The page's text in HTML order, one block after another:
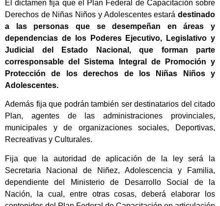
El dictamen fija que el Plan Federal de Capacitación sobre
Derechos de Niñas Niños y Adolescentes estará destinado
a las personas que se desempeñan en áreas y
dependencias de los Poderes Ejecutivo, Legislativo y
Judicial del Estado Nacional, que forman parte
corresponsable del Sistema Integral de Promoción y
Protección de los derechos de los Niñas Niños y
Adolescentes.
Además fija que podrán también ser destinatarios del citado
Plan, agentes de las administraciones provinciales,
municipales y de organizaciones sociales, Deportivas,
Recreativas y Culturales.
Fija que la autoridad de aplicación de la ley será la
Secretaria Nacional de Niñez, Adolescencia y Familia,
dependiente del Ministerio de Desarrollo Social de la
Nación, la cual, entre otras cosas, deberá elaborar los